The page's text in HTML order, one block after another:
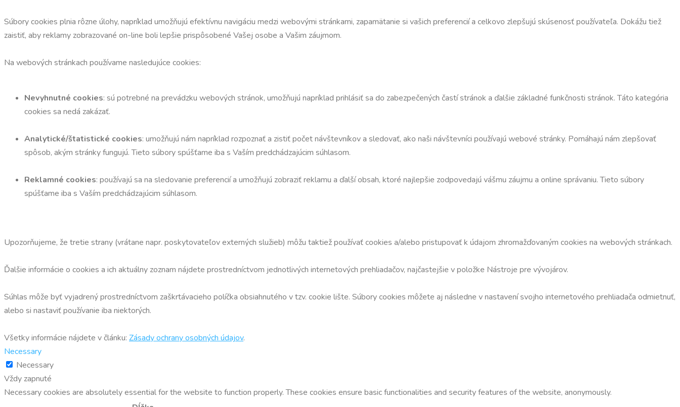
Súbory cookies plnia rôzne úlohy, napríklad umožňujú efektívnu navigáciu medzi webovými stránkami, zapamätanie si vašich preferencií a celkovo zlepšujú skúsenosť používateľa. Dokážu tiež
zaistiť, aby reklamy zobrazované on-line boli lepšie prispôsobené Vašej osobe a Vašim záujmom.
Na webových stránkach používame nasledujúce cookies:
Nevyhnutné cookies: sú potrebné na prevádzku webových stránok, umožňujú napríklad prihlásiť sa do zabezpečených častí stránok a ďalšie základné funkčnosti stránok. Táto kategória
cookies sa nedá zakázať.
Analytické/štatistické cookies: umožňujú nám napríklad rozpoznať a zistiť počet návštevníkov a sledovať, ako naši návštevníci používajú webové stránky. Pomáhajú nám zlepšovať
spôsob, akým stránky fungujú. Tieto súbory spúšťame iba s Vaším predchádzajúcim súhlasom.
Reklamné cookies: používajú sa na sledovanie preferencií a umožňujú zobraziť reklamu a ďalší obsah, ktoré najlepšie zodpovedajú vášmu záujmu a online správaniu. Tieto súbory
spúšťame iba s Vaším predchádzajúcim súhlasom.
Upozorňujeme, že tretie strany (vrátane napr. poskytovateľov externých služieb) môžu taktiež používať cookies a/alebo pristupovať k údajom zhromažďovaným cookies na webových stránkach.
Ďalšie informácie o cookies a ich aktuálny zoznam nájdete prostredníctvom jednotlivých internetových prehliadačov, najčastejšie v položke Nástroje pre vývojárov.
Súhlas môže byť vyjadrený prostredníctvom zaškrtávacieho políčka obsiahnutého v tzv. cookie lište. Súbory cookies môžete aj následne v nastavení svojho internetového prehliadača odmietnuť,
alebo si nastaviť používanie iba niektorých.
Všetky informácie nájdete v článku: Zásady ochrany osobných údajov.
Necessary
Necessary
Vždy zapnuté
Necessary cookies are absolutely essential for the website to function properly. These cookies ensure basic functionalities and security features of the website, anonymously.